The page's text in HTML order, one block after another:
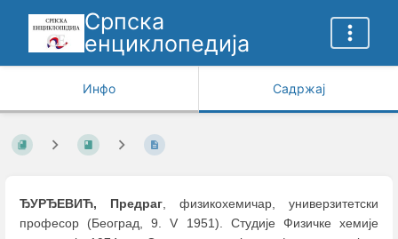
Српска
енциклопедија
Инфо Садржај
ЂУРЂЕВИЋ, Предраг, физикохемичар, универзитетски
професор (Београд, 9. V 1951). Студије Физичке хемије